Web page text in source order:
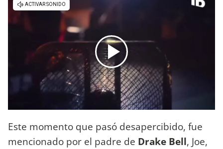
Este momento que pasó desapercibido, fue
mencionado por el padre de Drake Bell, Joe,